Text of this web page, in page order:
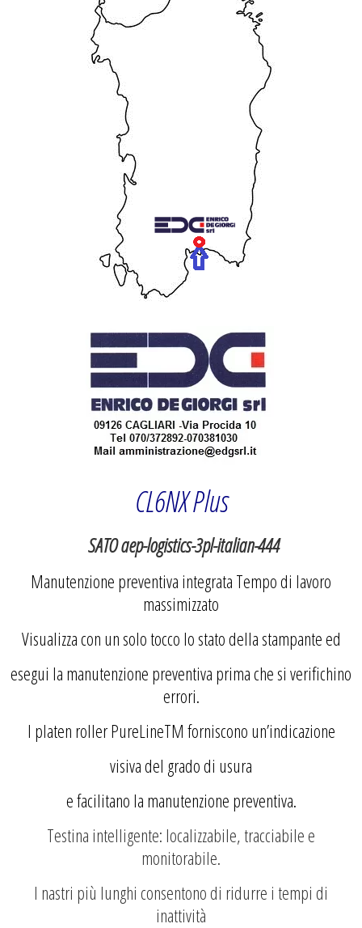
CL6NX Plus
SATO aep-logistics-3pl-italian-444
Manutenzione preventiva integrata Tempo di lavoro
massimizzato
Visualizza con un solo tocco lo stato della stampante ed
esegui la manutenzione preventiva prima che si verifichino
errori.
I platen roller PureLineTM forniscono un’indicazione
visiva del grado di usura
e facilitano la manutenzione preventiva.
Testina intelligente: localizzabile, tracciabile e
monitorabile.
I nastri più lunghi consentono di ridurre i tempi di
inattività